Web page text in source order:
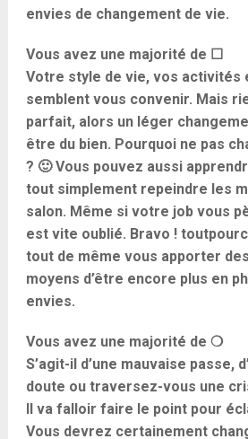
envies de changement de vie.
Vous avez une majorité de ☐
Votre style de vie, vos activités
semblent vous convenir. Mais
parfait, alors un léger
être du bien. Pourquoi ne pas
? 🙂 Vous pouvez aussi
tout simplement repeindre les
salon. Même si votre job vous
est vite oublié. Bravo !
tout de même vous apporter
moyens d’être encore plus en
envies.
Vous avez une majorité de ❍
S’agit-il d’une mauvaise passe,
doute ou traversez-vous une
Il va falloir faire le point pour
Vous devrez certainement